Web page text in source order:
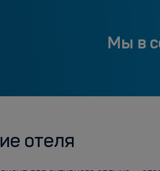
Мы в
отеля